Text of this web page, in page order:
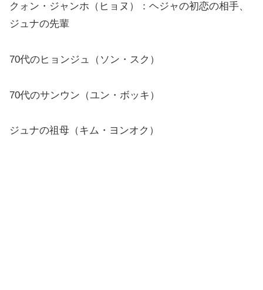
クォン・ジャンホ（ヒョヌ）：ヘジャの初恋の相手、
ジュナの先輩
70代のヒョンジュ（ソン・スク）
70代のサンウン（ユン・ボッキ）
ジュナの祖母（キム・ヨンオク）